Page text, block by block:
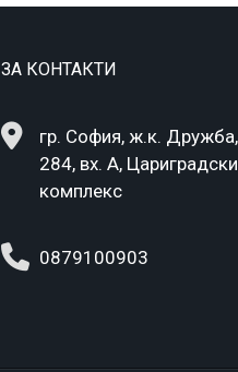
ЗА КОНТАКТИ
гр. София, ж.к.
284, вх. А, Цариградски
комплекс
0879100903